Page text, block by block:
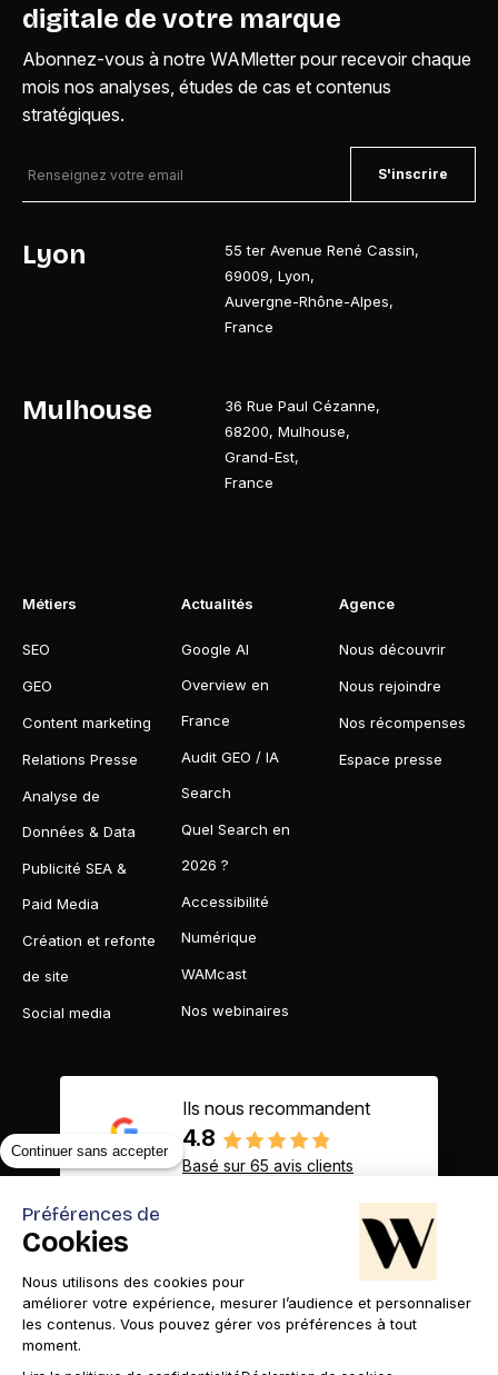
digitale de votre marque
Abonnez-vous à notre WAMletter pour recevoir chaque
mois nos analyses, études de cas et contenus
stratégiques.
S'inscrire
Lyon 55 ter Avenue René Cassin,
69009,Lyon,
Auvergne-Rhône-Alpes,
France
Mulhouse 36 Rue Paul Cézanne,
68200,Mulhouse,
Grand-Est,
France
Métiers
SEO
GEO
Content marketing
Relations Presse
Analyse de
Données & Data
Publicité SEA &
Paid Media
Création et refonte
de site
Social media
Actualités
Google AI
Overview en
France
Audit GEO / IA
Search
Quel Search en
2026 ?
Accessibilité
Numérique
WAMcast
Nos webinaires
Agence
Nous découvrir
Nous rejoindre
Nos récompenses
Espace presse
Ils nous recommandent
4.8
Basé sur 65 avis clients
Contact Appelez-nous
Continuer sans accepter
Préférences de
Cookies
Nous utilisons des cookies pour
améliorer votre expérience, mesurer l’audience et personnaliser
les contenus. Vous pouvez gérer vos préférences à tout
moment.